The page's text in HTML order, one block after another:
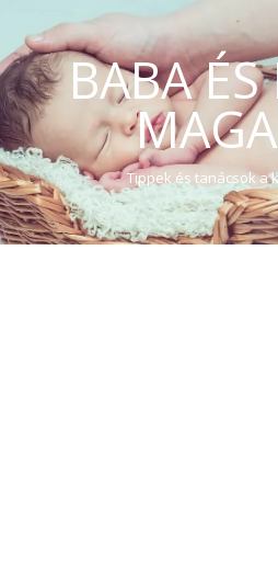
BABA
Tippek és tanácsok a